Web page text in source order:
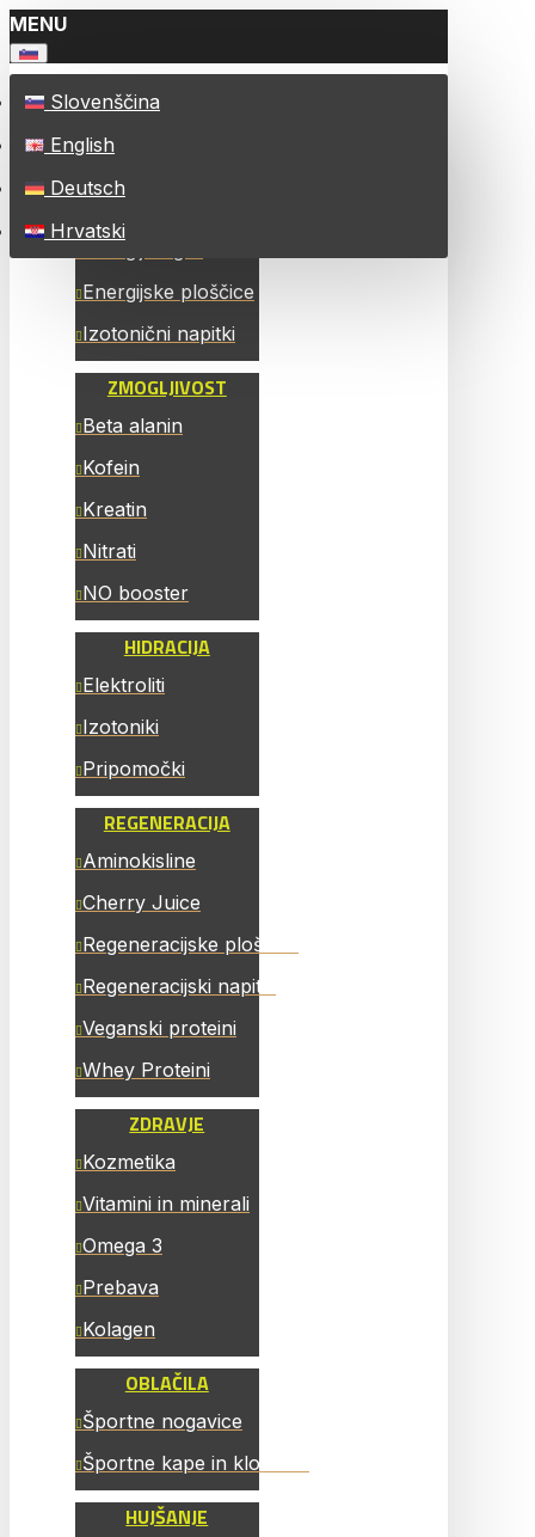
MENU
Slovenščina
English
Deutsch
Hrvatski
Energijske ploščice
Izotonični napitki
ZMOGLJIVOST
Beta alanin
Kofein
Kreatin
Nitrati
NO booster
HIDRACIJA
Elektroliti
Izotoniki
Pripomočki
REGENERACIJA
Aminokisline
Cherry Juice
Regeneracijske ploščice
Regeneracijski napitki
Veganski proteini
Whey Proteini
ZDRAVJE
Kozmetika
Vitamini in minerali
Omega 3
Prebava
Kolagen
OBLAČILA
Športne nogavice
Športne kape in klobučki
HUJŠANJE